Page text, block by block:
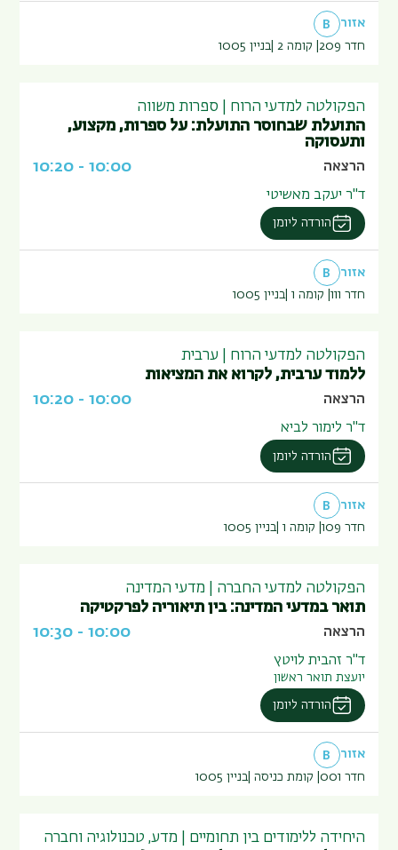
אזור
B
חדר 209
קומה 2 בניין 1005
הפקולטה למדעי הרוח | ספרות משווה
התועלת שבחוסר התועלת: על ספרות, מקצוע,
ותעסוקה
הרצאה 10:00
-
10:20
ד"ר יעקב מאשיטי
הורדה ליומן
אזור
B
חדר 111
קומה 1 בניין 1005
הפקולטה למדעי הרוח | ערבית
ללמוד ערבית, לקרוא את המציאות
הרצאה 10:00
-
10:20
ד"ר לימור לביא
הורדה ליומן
אזור
B
חדר 109
קומה 1 בניין 1005
הפקולטה למדעי החברה | מדעי המדינה
תואר במדעי המדינה: בין תיאוריה לפרקטיקה
הרצאה 10:00
-
10:30
ד"ר זהבית לויטץ
יועצת תואר ראשון
הורדה ליומן
אזור
B
חדר 001
קומת כניסה בניין 1005
היחידה ללימודים בין תחומיים | מדע, טכנולוגיה וחברה